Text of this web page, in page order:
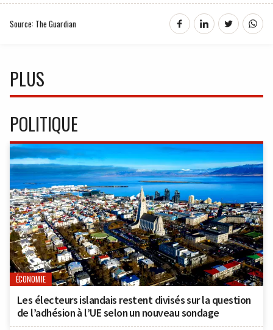
Source: The Guardian
PLUS
POLITIQUE
ÉCONOMIE
Les électeurs islandais restent divisés sur la question
de l’adhésion à l’UE selon un nouveau sondage